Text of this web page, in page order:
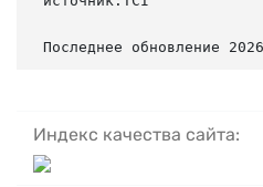
Последнее обновление
Индекс качества сайта: